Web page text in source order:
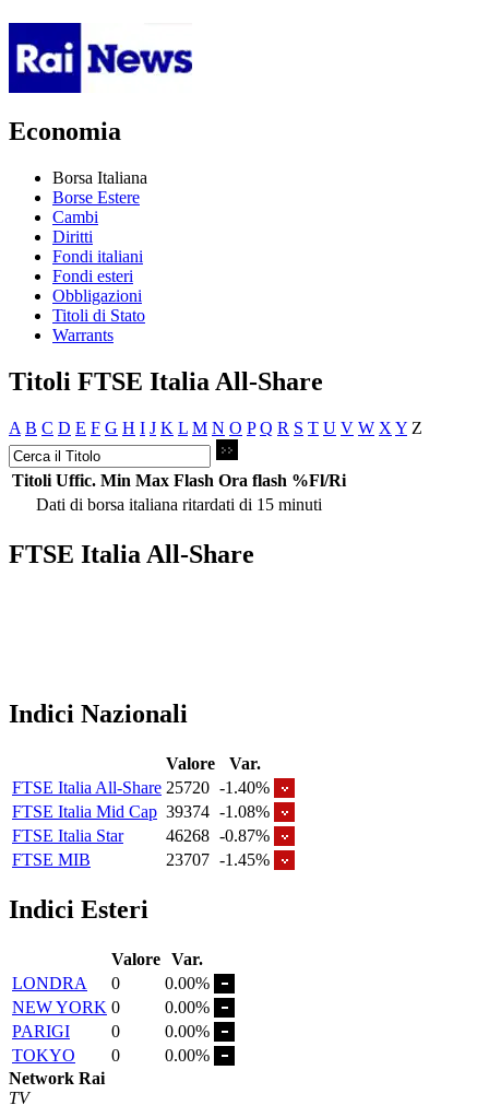
Economia
Borsa Italiana
Borse Estere
Cambi
Diritti
Fondi italiani
Fondi esteri
Obbligazioni
Titoli di Stato
Warrants
Titoli FTSE Italia All-Share
A B C D E F G H I J K L M N O P Q R S T U V W X Y Z
Titoli Uffic. Min Max Flash Ora flash %Fl/Ri
Dati di borsa italiana ritardati di 15 minuti
FTSE Italia All-Share
Indici Nazionali
Valore
Var.
FTSE Italia All-Share 25720 -1.40%
FTSE Italia Mid Cap 39374 -1.08%
FTSE Italia Star
46268 -0.87%
FTSE MIB
23707 -1.45%
Indici Esteri
Valore Var.
LONDRA
0
0.00%
NEW YORK 0
0.00%
PARIGI
0
0.00%
TOKYO
0
0.00%
Network Rai
TV